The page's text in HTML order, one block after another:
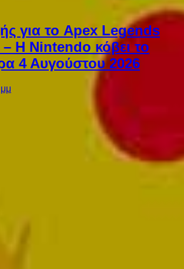
για το Apex Legends
Η Nintendo κόβει το
4 Αυγούστου 2026